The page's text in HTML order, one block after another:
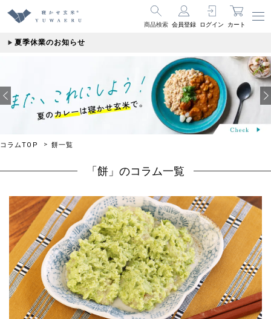
商品検索 会員登録 ログイン カート
夏季休業のお知らせ
コラムTOP 餅一覧
「餅」のコラム一覧